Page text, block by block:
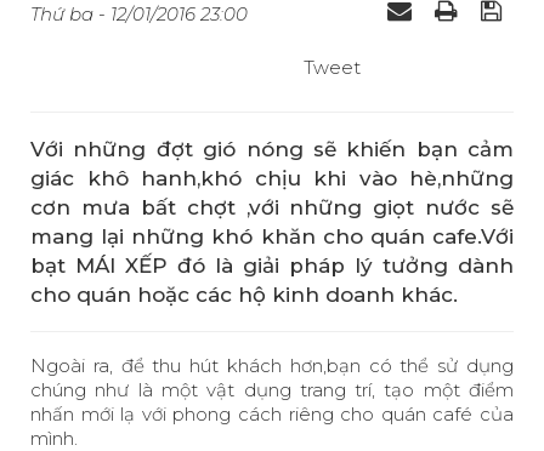
Thứ ba - 12/01/2016 23:00
Tweet
Với những đợt gió nóng sẽ khiến bạn cảm
giác khô hanh,khó chịu khi vào hè,những
cơn mưa bất chợt ,với những giọt nước sẽ
mang lại những khó khăn cho quán cafe.Với
bạt MÁI XẾP đó là giải pháp lý tưởng dành
cho quán hoặc các hộ kinh doanh khác.
Ngoài ra, để thu hút khách hơn,bạn có thể sử dụng
chúng như là một vật dụng trang trí, tạo một điểm
nhấn mới lạ với phong cách riêng cho quán café của
mình.